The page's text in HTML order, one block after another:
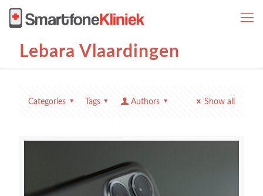
Lebara Vlaardingen
Categories Tags Authors Show all